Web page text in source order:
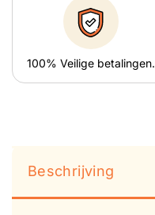
100% Veilige betalingen.
Beschrijving